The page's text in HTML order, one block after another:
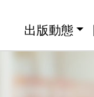
出版動態